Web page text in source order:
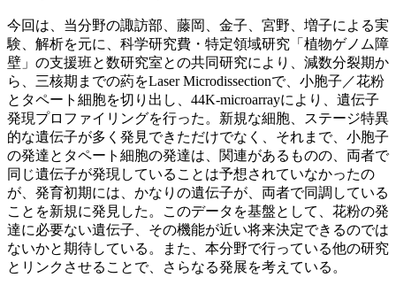
今回は、当分野の諏訪部、藤岡、金子、宮野、増子による実
験、解析を元に、科学研究費・特定領域研究「植物ゲノム障
壁」の支援班と数研究室との共同研究により、減数分裂期か
ら、三核期までの葯をLaser Microdissectionで、小胞子／花粉
とタペート細胞を切り出し、44K-microarrayにより、遺伝子
発現プロファイリングを行った。新規な細胞、ステージ特異
的な遺伝子が多く発見できただけでなく、それまで、小胞子
の発達とタペート細胞の発達は、関連があるものの、両者で
同じ遺伝子が発現していることは予想されていなかったの
が、発育初期には、かなりの遺伝子が、両者で同調している
ことを新規に発見した。このデータを基盤として、花粉の発
達に必要ない遺伝子、その機能が近い将来決定できるのでは
ないかと期待している。また、本分野で行っている他の研究
とリンクさせることで、さらなる発展を考えている。